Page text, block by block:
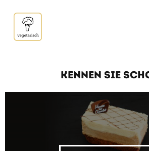
KENNEN SIE